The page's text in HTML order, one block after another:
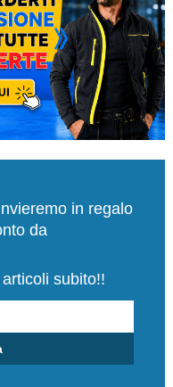
in regalo
da
subito!!